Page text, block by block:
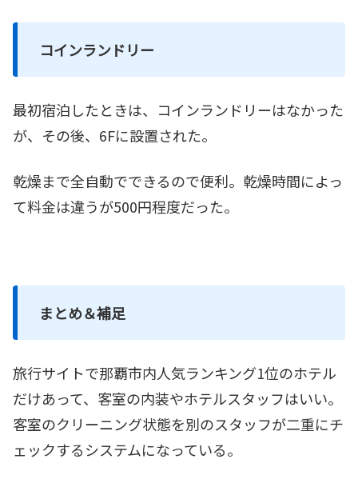
コインランドリー
最初宿泊したときは、コインランドリーはなかった
が、その後、6Fに設置された。
乾燥まで全自動でできるので便利。乾燥時間によっ
て料金は違うが500円程度だった。
まとめ＆補足
旅行サイトで那覇市内人気ランキング1位のホテル
だけあって、客室の内装やホテルスタッフはいい。
客室のクリーニング状態を別のスタッフが二重にチ
ェックするシステムになっている。